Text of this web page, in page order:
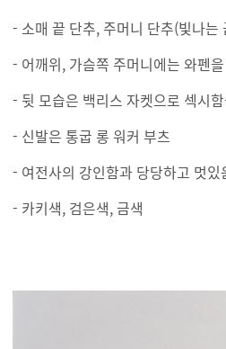
- 소매 끝 단추, 주머니 단추(빛나는
- 어깨위, 가슴쪽 주머니에는 와펜
- 뒷 모습은 백리스 자켓으로 섹시
- 신발은 통굽 롱 워커 부츠
- 여전사의 강인함과 당당하고 멋있
- 카키색, 검은색, 금색